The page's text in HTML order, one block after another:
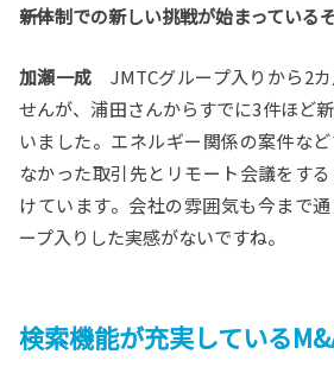
――新体制での新しい挑戦が始まっている
加瀬一成 JMTCグループ入りから2
せんが、浦田さんからすでに3件ほど
いました。エネルギー関係の案件な
なかった取引先とリモート会議をす
けています。会社の雰囲気も今まで
ープ入りした実感がないですね。
検索機能が充実している